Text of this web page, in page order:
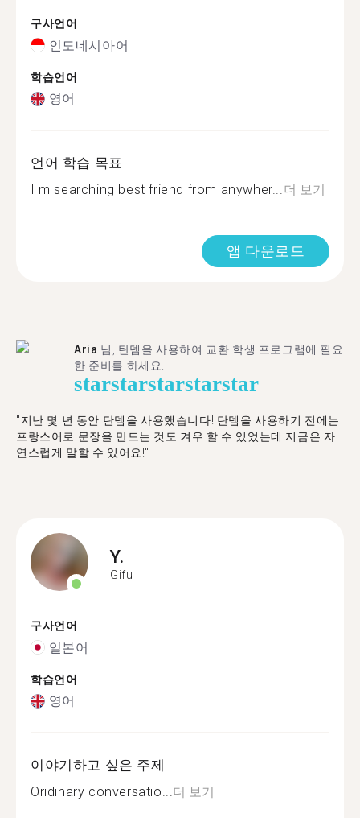
구사언어
인도네시아어
학습언어
영어
언어 학습 목표
I m searching best friend from anywher...더 보기
앱 다운로드
Aria 님, 탄뎀을 사용하여 교환 학생 프로그램에 필요
한 준비를 하세요.
starstarstarstarstar
"​​지난 몇 년 동안 탄뎀을 사용했습니다! 탄뎀을 사용하기 전에는
프랑스어로 문장을 만드는 것도 겨우 할 수 있었는데 지금은 자
연스럽게 말할 수 있어요!"
Y.
Gifu
구사언어
일본어
학습언어
영어
이야기하고 싶은 주제
Oridinary conversatio...더 보기